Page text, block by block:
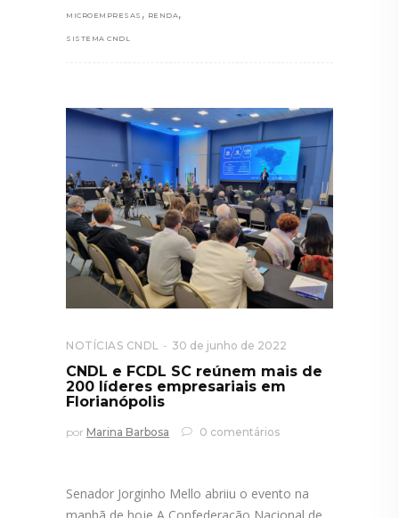
MICROEMPRESAS , RENDA,
SISTEMA CNDL
NOTÍCIAS CNDL 30 de junho de 2022
CNDL e FCDL SC reúnem mais de
200 líderes empresariais em
Florianópolis
por Marina Barbosa 0 comentários
Senador Jorginho Mello abriiu o evento na